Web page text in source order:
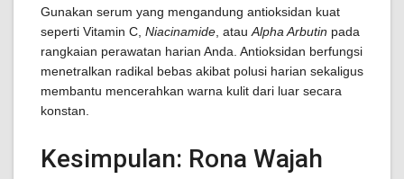
Gunakan serum yang mengandung antioksidan kuat
seperti Vitamin C, Niacinamide , atau Alpha Arbutin pada
rangkaian perawatan harian Anda. Antioksidan berfungsi
menetralkan radikal bebas akibat polusi harian sekaligus
membantu mencerahkan warna kulit dari luar secara
konstan.
Kesimpulan: Rona Wajah